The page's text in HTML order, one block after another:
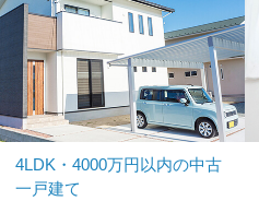
4LDK・4000万円以内の中古
一戸建て